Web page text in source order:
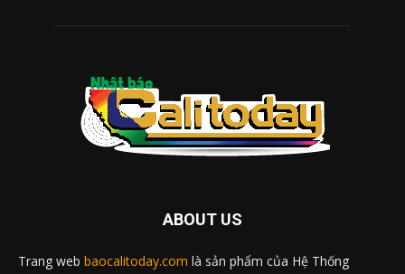
ABOUT US
Trang web baocalitoday.com là sản phẩm của Hệ Thống